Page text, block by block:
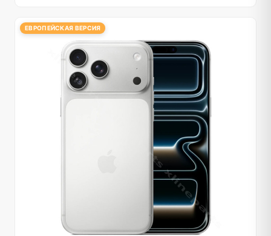
ЕВРОПЕЙСКАЯ ВЕРСИЯ